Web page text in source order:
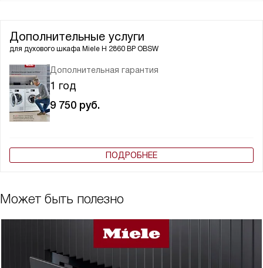
Дополнительные услуги
для духового шкафа Miele H 2860 BP OBSW
Дополнительная гарантия
1 год
9 750 руб.
ПОДРОБНЕЕ
Может быть полезно